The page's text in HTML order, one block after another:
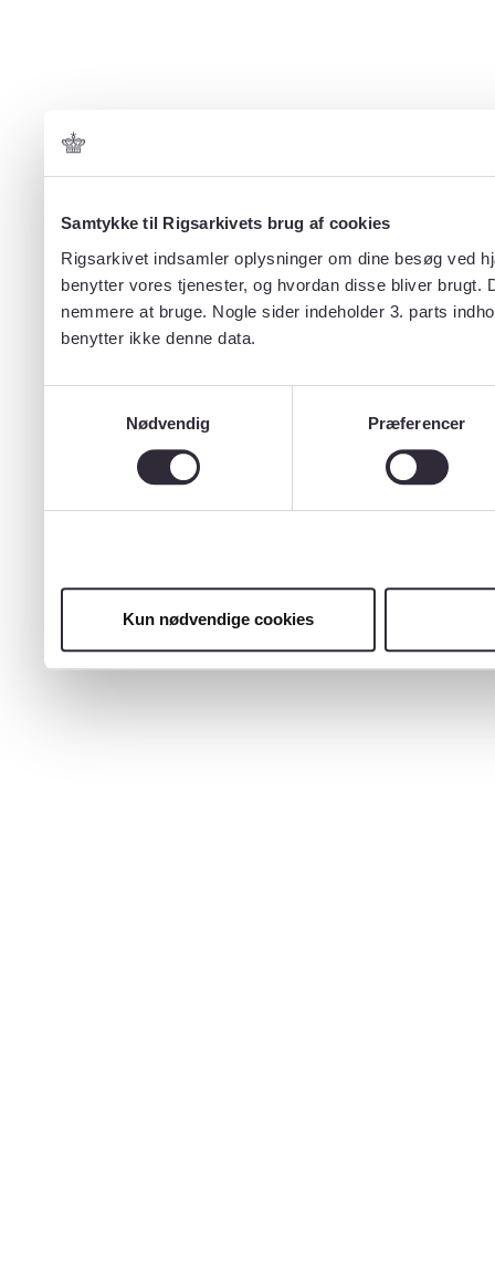
Samtykke til Rigsarkivets brug af cookies
Rigsarkivet indsamler oplysninger om dine besøg ved
benytter vores tjenester, og hvordan disse bliver
nemmere at bruge. Nogle sider indeholder 3. parts
benytter ikke denne data.
Nødvendig
Præferencer
Kun nødvendige cookies